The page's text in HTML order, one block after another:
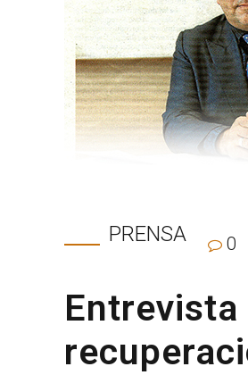
PRENSA 0